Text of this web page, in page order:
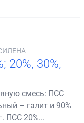
20%, 30%,
смесь: ПСС
– галит и 90%
ПСС 20%...